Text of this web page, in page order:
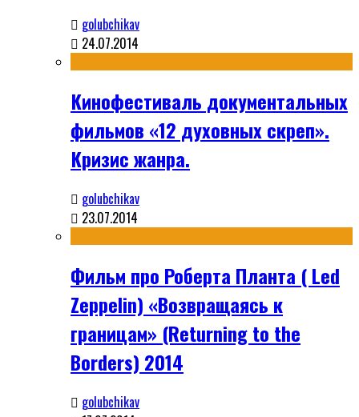
golubchikav
24.07.2014
Кинофестиваль документальных
фильмов «12 духовных скреп».
Кризис жанра.
golubchikav
23.07.2014
Фильм про Роберта Планта ( Led
Zeppelin) «Возвращаясь к
границам» (Returning to the
Borders) 2014
golubchikav